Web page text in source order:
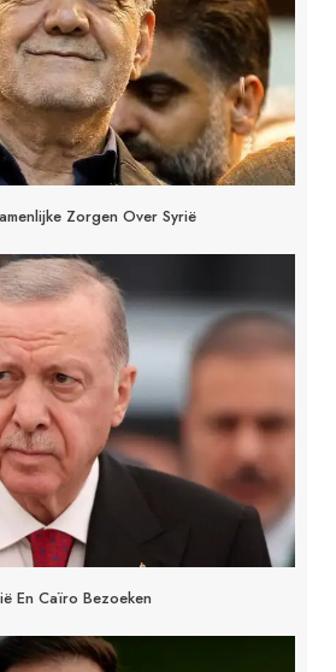
Zorgen Over Syrië
En Caïro Bezoeken